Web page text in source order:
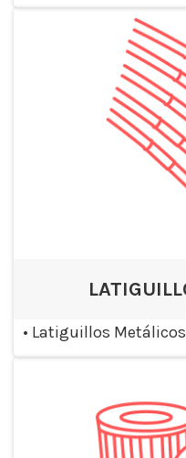
• Latiguillos Metálicos